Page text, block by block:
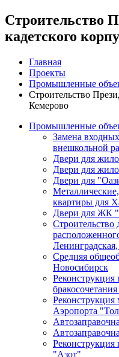
Строительство
кадетского
Главная
Проекты
Промышленные
Строительство
Кемерово
Промышленные
Замена
внешкольной
Двери для
Двери для
Двери для
квартиры для
Двери для ЖК
Строительство
Средняя
Новосибирск
Реконструкция
Реконструкция
Аэропорта
"Азот"